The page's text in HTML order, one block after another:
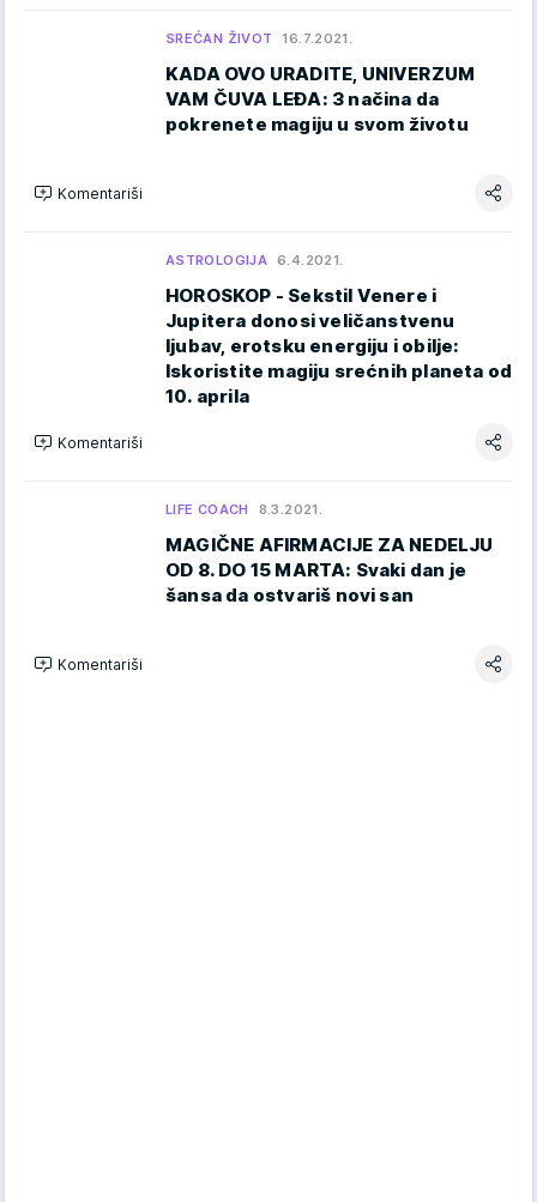
SREĆAN ŽIVOT 16.7.2021.
KADA OVO URADITE, UNIVERZUM
VAM ČUVA LEĐA: 3 načina da
pokrenete magiju u svom životu
Komentariši
ASTROLOGIJA 6.4.2021.
HOROSKOP - Sekstil Venere i
Jupitera donosi veličanstvenu
ljubav, erotsku energiju i obilje:
Iskoristite magiju srećnih planeta od
10. aprila
Komentariši
LIFE COACH 8.3.2021.
MAGIČNE AFIRMACIJE ZA NEDELJU
OD 8. DO 15 MARTA: Svaki dan je
šansa da ostvariš novi san
Komentariši